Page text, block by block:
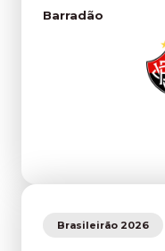
Barradão
Brasileirão 2026